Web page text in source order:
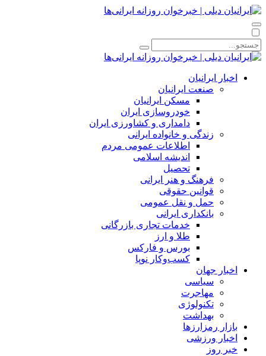
اخبار ایرانیان
صنعت ایرانیان
مسکن ایرانیان
خودروسازی ایران
دامداری و کشاورزی ایران
زندگی و خانواده ایرانی
اطلاعات عمومی مردم
اندیشه اسلامی
تحصیل
فرهنگ و هنر ایرانی
قوانین حقوقی
حمل و نقل عمومی
بانکداری ایرانی
خدمات تجاری بازرگانی
طلا و ارز
بورس و فارکس
کسب‌وکار نوپا
اخبار جهان
سیاسی
مهاجرت
تکنولوژی
بهداشت
بازار رمزارزها
اخبار ورزشی
خبر روز